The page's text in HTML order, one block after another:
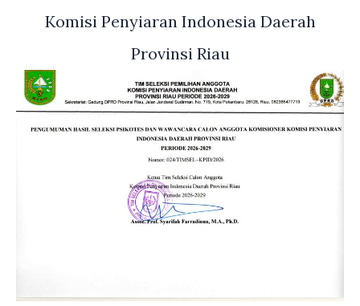
Komisi Penyiaran Indonesia Daerah
Provinsi Riau